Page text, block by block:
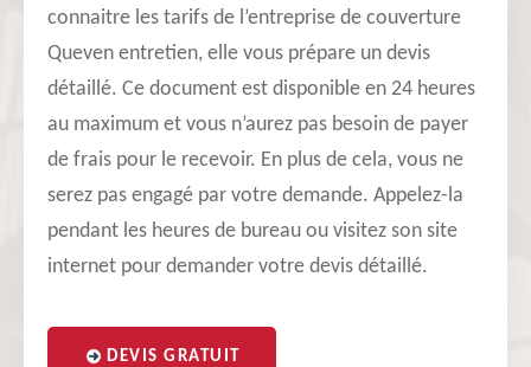
connaitre les tarifs de l’entreprise de couverture
Queven entretien, elle vous prépare un devis
détaillé. Ce document est disponible en 24 heures
au maximum et vous n’aurez pas besoin de payer
de frais pour le recevoir. En plus de cela, vous ne
serez pas engagé par votre demande. Appelez-la
pendant les heures de bureau ou visitez son site
internet pour demander votre devis détaillé.
DEVIS GRATUIT